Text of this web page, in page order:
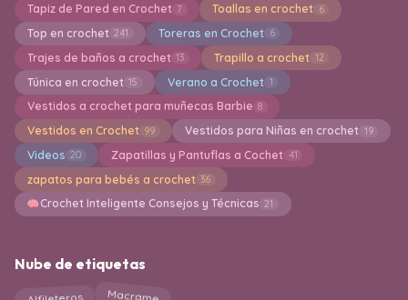
Tapiz de Pared en Crochet 7 Toallas en crochet 6
Top en crochet 241 Toreras en Crochet 6
Trajes de baños a crochet 13 Trapillo a crochet 12
Túnica en crochet 15 Verano a Crochet 1
Vestidos a crochet para muñecas Barbie 8
Vestidos en Crochet 99 Vestidos para Niñas en crochet 19
Videos 20 Zapatillas y Pantuflas a Cochet 41
zapatos para bebés a crochet 36
Crochet Inteligente Consejos y Técnicas 21
Nube de etiquetas
Alfileteros